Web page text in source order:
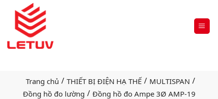
Trang chủ / THIẾT BỊ ĐIỆN HẠ THẾ / MULTISPAN /
Đồng hồ đo lường / Đồng hồ đo Ampe 3Ø AMP-19